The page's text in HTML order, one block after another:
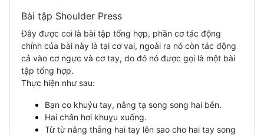
Bài tập Shoulder Press
Đây được coi là bài tập tổng hợp, phần cơ tác động
chính của bài này là tại cơ vai, ngoài ra nó còn tác động
cả vào cơ ngực và cơ tay, do đó nó được gọi là một bài
tập tổng hợp.
Thực hiện như sau:
Bạn co khuỷu tay, nâng tạ song song hai bên.
Hai chân hơi khuỵu xuống.
Từ từ nâng thẳng hai tay lên sao cho hai tay song